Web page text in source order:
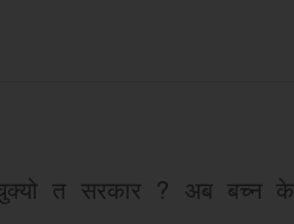
त सरकार ? अब बच्न के